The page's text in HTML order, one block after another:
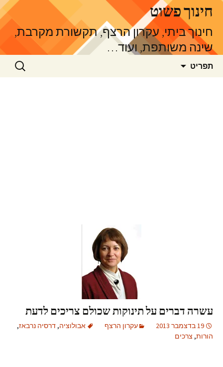
לדלג
לתוכןחינוך פשוט
חינוך ביתי, עקרון הרצף, תקשורת מקרבת,
שינה משותפת, ועוד…
תפריט חיפוש:
עשרה דברים על תינוקות שכולם צריכים לדעת
19 בדצמבר 2013 עקרון הרצף אבולוציה, דרסיה נרבאז,
הורות, צרכים